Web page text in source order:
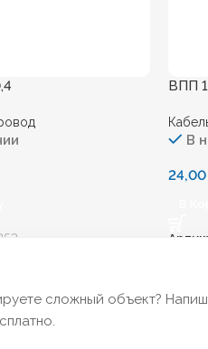
ВПП
В
сложный объект?